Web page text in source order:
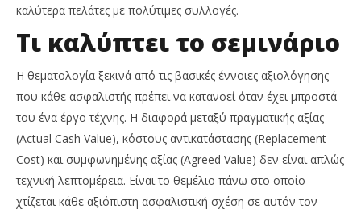
καλύτερα πελάτες με πολύτιμες συλλογές.
Τι καλύπτει το σεμινάριο
Η θεματολογία ξεκινά από τις βασικές έννοιες αξιολόγησης
που κάθε ασφαλιστής πρέπει να κατανοεί όταν έχει μπροστά
του ένα έργο τέχνης. Η διαφορά μεταξύ πραγματικής αξίας
(Actual Cash Value), κόστους αντικατάστασης (Replacement
Cost) και συμφωνημένης αξίας (Agreed Value) δεν είναι απλώς
τεχνική λεπτομέρεια. Είναι το θεμέλιο πάνω στο οποίο
χτίζεται κάθε αξιόπιστη ασφαλιστική σχέση σε αυτόν τον